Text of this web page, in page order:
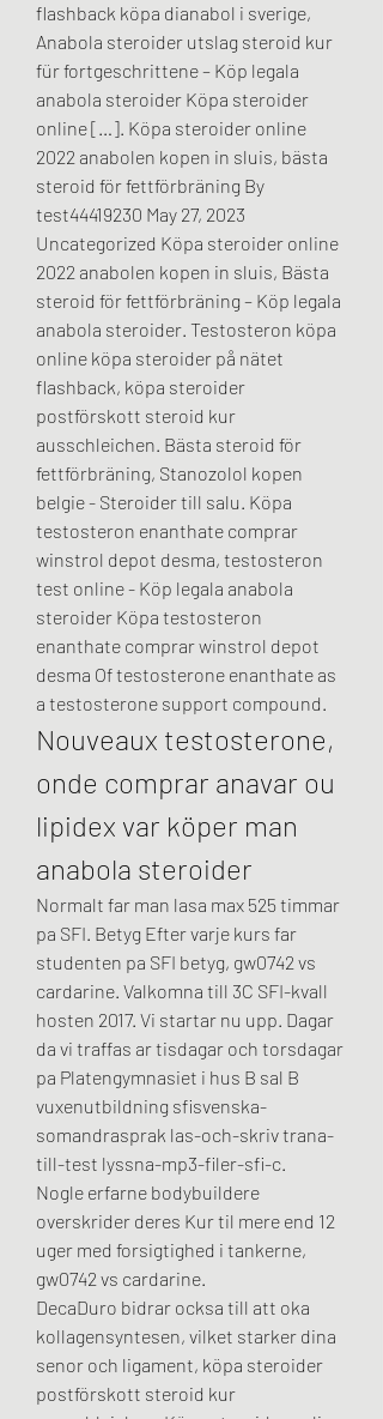
flashback köpa dianabol i sverige,
Anabola steroider utslag steroid kur
für fortgeschrittene – Köp legala
anabola steroider Köpa steroider
online […]. Köpa steroider online
2022 anabolen kopen in sluis, bästa
steroid för fettförbräning By
test44419230 May 27, 2023
Uncategorized Köpa steroider online
2022 anabolen kopen in sluis, Bästa
steroid för fettförbräning – Köp legala
anabola steroider. Testosteron köpa
online köpa steroider på nätet
flashback, köpa steroider
postförskott steroid kur
ausschleichen. Bästa steroid för
fettförbräning, Stanozolol kopen
belgie - Steroider till salu. Köpa
testosteron enanthate comprar
winstrol depot desma, testosteron
test online - Köp legala anabola
steroider Köpa testosteron
enanthate comprar winstrol depot
desma Of testosterone enanthate as
a testosterone support compound.
Nouveaux testosterone,
onde comprar anavar ou
lipidex var köper man
anabola steroider
Normalt far man lasa max 525 timmar
pa SFI. Betyg Efter varje kurs far
studenten pa SFI betyg, gw0742 vs
cardarine. Valkomna till 3C SFI-kvall
hosten 2017. Vi startar nu upp. Dagar
da vi traffas ar tisdagar och torsdagar
pa Platengymnasiet i hus B sal B
vuxenutbildning sfisvenska-
somandrasprak las-och-skriv trana-
till-test lyssna-mp3-filer-sfi-c.
Nogle erfarne bodybuildere
overskrider deres Kur til mere end 12
uger med forsigtighed i tankerne,
gw0742 vs cardarine.
DecaDuro bidrar ocksa till att oka
kollagensyntesen, vilket starker dina
senor och ligament, köpa steroider
postförskott steroid kur